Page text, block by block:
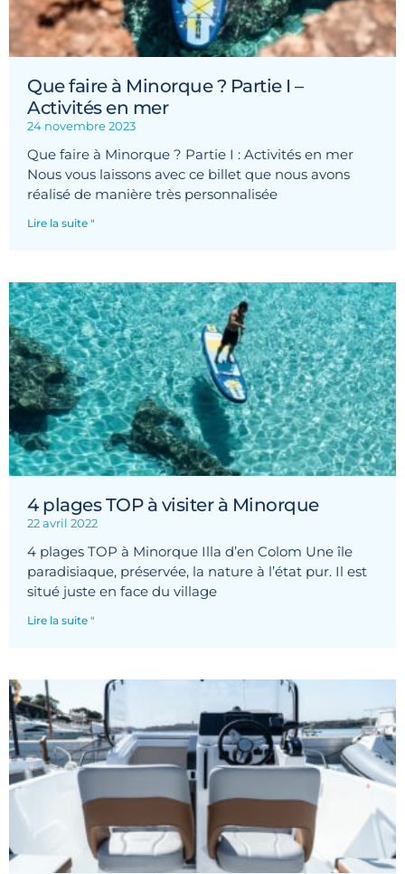
Que faire à Minorque ? Partie I –
Activités en mer
24 novembre 2023
Que faire à Minorque ? Partie I : Activités en mer
Nous vous laissons avec ce billet que nous avons
réalisé de manière très personnalisée
Lire la suite "
4 plages TOP à visiter à Minorque
22 avril 2022
4 plages TOP à Minorque Illa d’en Colom Une île
paradisiaque, préservée, la nature à l’état pur. Il est
situé juste en face du village
Lire la suite "